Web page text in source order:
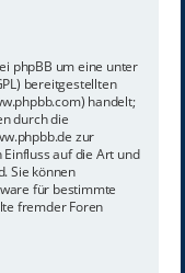
phpBB um eine unter
bereitgestellten
handelt;
durch die
zur
auf die Art und
Sie können
für bestimmte
fremder Foren